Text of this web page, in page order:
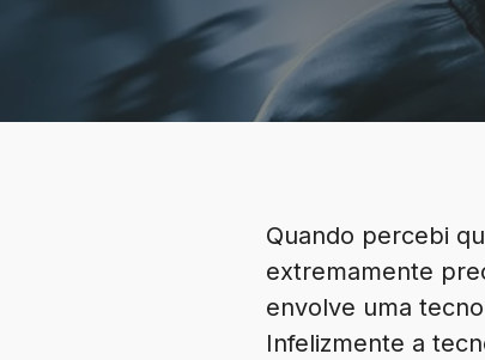
Quando percebi
extremamente
envolve uma
Infelizmente a